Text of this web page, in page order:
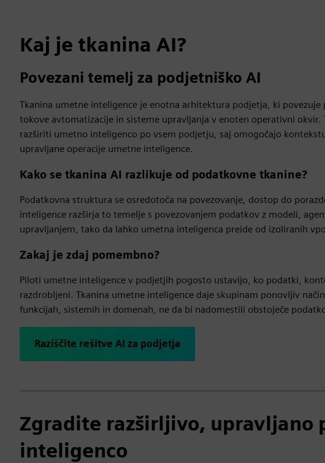
Kaj je tkanina AI?
Povezani temelj za podjetniško AI
Tkanina umetne inteligence je enotna arhitektura podjetja, ki
tokove avtomatizacije in sisteme upravljanja v enoten operativni
razširiti umetno inteligenco po vsem podjetju, saj omogočajo
upravljane operacije umetne inteligence.
Kako se tkanina AI razlikuje od podatkovne tkanine?
Podatkovna struktura se osredotoča na povezovanje, dostop do
inteligence razširja to temelje s povezovanjem podatkov z modeli,
upravljanjem, tako da lahko umetna inteligenca preide od izoliranih
Zakaj je zdaj pomembno?
Piloti umetne inteligence v podjetjih pogosto ustavijo, ko podatki,
razdrobljeni. Tkanina umetne inteligence daje skupinam ponovljiv
funkcijah, sistemih in domenah, ne da bi nadomestili obstoječe
Raziščite rešitve AI za podjetja
Zgradite razširljivo, upravljano
inteligenco